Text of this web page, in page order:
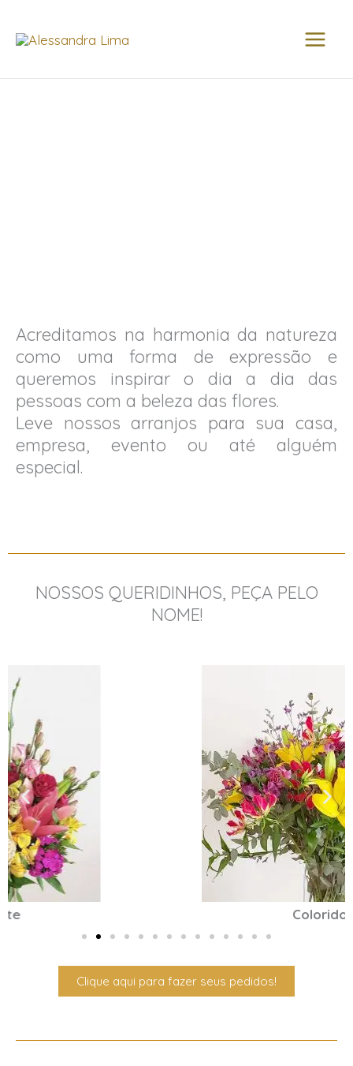
para
Acreditamos na harmonia da natureza
como uma forma de expressão e
queremos inspirar o dia a dia das
pessoas com a beleza das flores.
Leve nossos arranjos para sua casa,
empresa, evento ou até alguém
especial.
NOSSOS QUERIDINHOS, PEÇA PELO
NOME!
Clique aqui para fazer seus pedidos!